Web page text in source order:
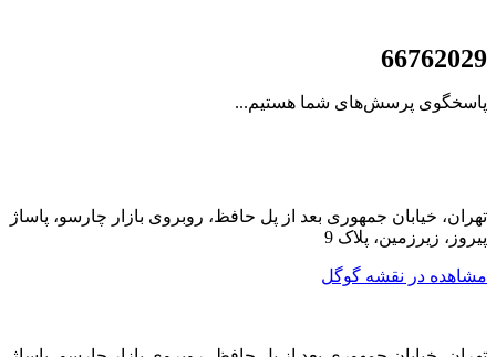
66762029
پاسخگوی پرسش‌های شما هستیم...
تهران، خیابان جمهوری بعد از پل حافظ، روبروی بازار چارسو، پاساژ
پیروز، زیرزمین، پلاک 9
مشاهده در نقشه گوگل